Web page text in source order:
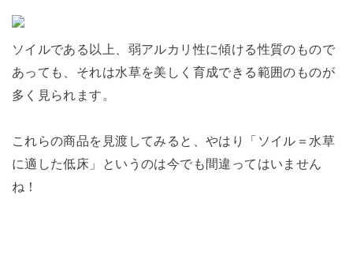
ソイルである以上、弱アルカリ性に傾ける性質のもので
あっても、それは水草を美しく育成できる範囲のものが
多く見られます。
これらの商品を見渡してみると、やはり「ソイル＝水草
に適した低床」というのは今でも間違ってはいません
ね！